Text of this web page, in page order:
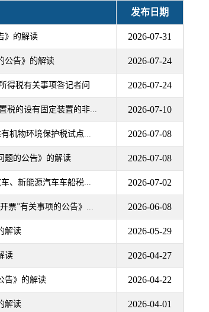
发布日期
》的解读 2026-07-31
公告》的解读 2026-07-24
得税有关事项答记者问 2026-07-24
税的设有固定装置的非... 2026-07-10
机物环境保护税试点... 2026-07-08
题的公告》的解读 2026-07-08
、新能源汽车车船税... 2026-07-02
票”有关事项的公告》... 2026-06-08
解读 2026-05-29
读 2026-04-27
告》的解读 2026-04-22
解读 2026-04-01